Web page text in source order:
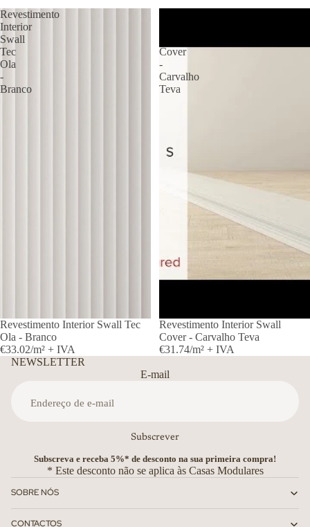
Revestimento
Interior
Swall
Tec
Ola
-
Branco
ESGOTADO
Revestimento Interior Swall Tec
Ola - Branco
€33.02/m² + IVA
Cover
-
Carvalho
Teva
Revestimento Interior Swall
Cover - Carvalho Teva
€31.74/m² + IVA
NEWSLETTER
E-mail
Subscrever
Subscreva e receba 5%* de desconto na sua primeira compra!
* Este desconto não se aplica às Casas Modulares
SOBRE NÓS
CONTACTOS